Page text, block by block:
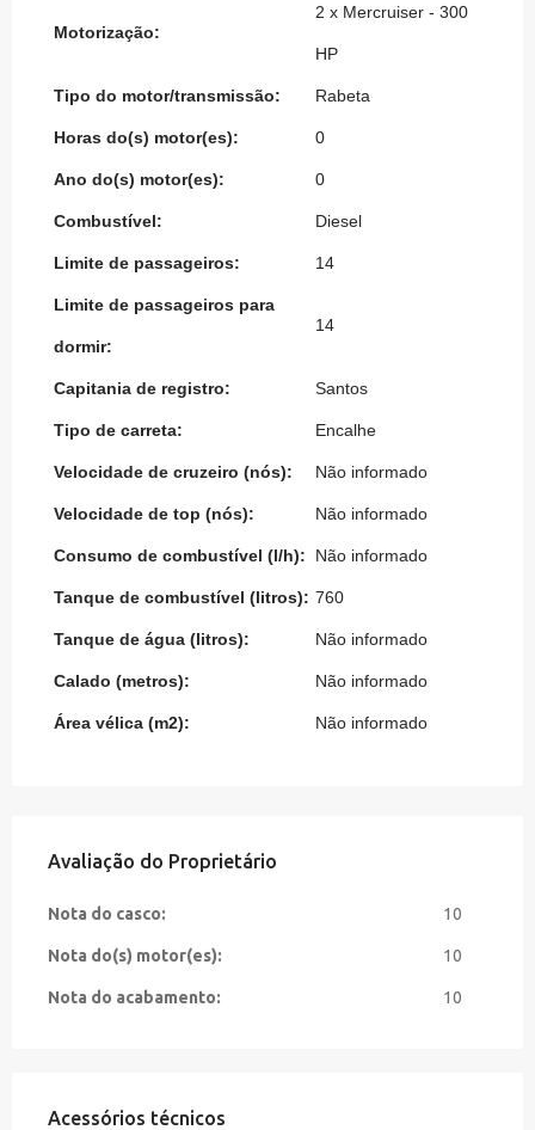
Motorização:
2 x Mercruiser - 300
HP
Tipo do motor/transmissão: Rabeta
Horas do(s) motor(es): 0
Ano do(s) motor(es): 0
Combustível: Diesel
Limite de passageiros: 14
Limite de passageiros para
dormir:
14
Capitania de registro: Santos
Tipo de carreta: Encalhe
Velocidade de cruzeiro (nós): Não informado
Velocidade de top (nós): Não informado
Consumo de combustível (l/h): Não informado
Tanque de combustível (litros): 760
Tanque de água (litros): Não informado
Calado (metros): Não informado
Área vélica (m2): Não informado
Avaliação do Proprietário
Nota do casco: 10
Nota do(s) motor(es): 10
Nota do acabamento: 10
Acessórios técnicos